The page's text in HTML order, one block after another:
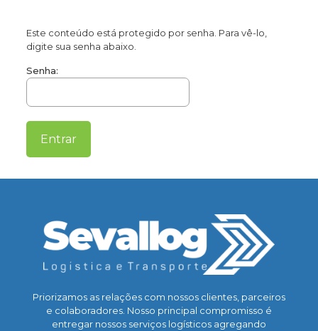
Este conteúdo está protegido por senha. Para vê-lo,
digite sua senha abaixo.
Senha:
Priorizamos as relações com nossos clientes, parceiros
e colaboradores. Nosso principal compromisso é
entregar nossos serviços logísticos agregando